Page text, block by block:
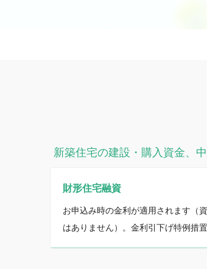
新築住宅の建設・購入資金、
財形住宅融資
お申込み時の金利が適用されます（
はありません）。金利引下げ特例措